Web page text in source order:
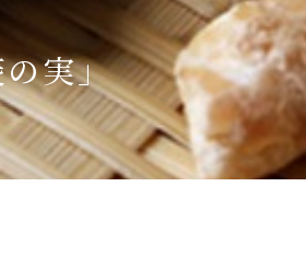
・教育・観光事業者の皆様へ
実」